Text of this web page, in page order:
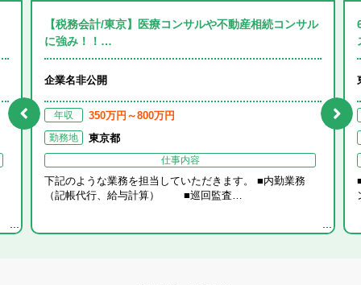
企業名非公開
【税務会計/東京】医療コンサルや不動産相続コンサル
に強み！！…
年収 350万円～800万円
勤務地 東京都
仕事内容
下記のような業務を担当していただきます。 ■内勤業務
（記帳代行、給与計算） ■巡回監査…